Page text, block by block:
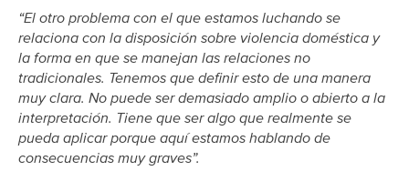
“El otro problema con el que estamos luchando se
relaciona con la disposición sobre violencia doméstica y
la forma en que se manejan las relaciones no
tradicionales. Tenemos que definir esto de una manera
muy clara. No puede ser demasiado amplio o abierto a la
interpretación. Tiene que ser algo que realmente se
pueda aplicar porque aquí estamos hablando de
consecuencias muy graves”.